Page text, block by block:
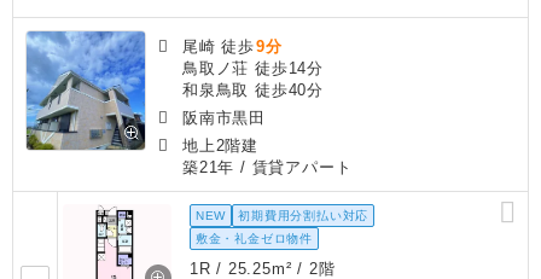
尾崎 徒歩9分
鳥取ノ荘 徒歩14分
和泉鳥取 徒歩40分
阪南市黒田
地上2階建
築21年 / 賃貸アパート
NEW
初期費用分割払い対応
敷金・礼金ゼロ物件
1R / 25.25m² / 2階